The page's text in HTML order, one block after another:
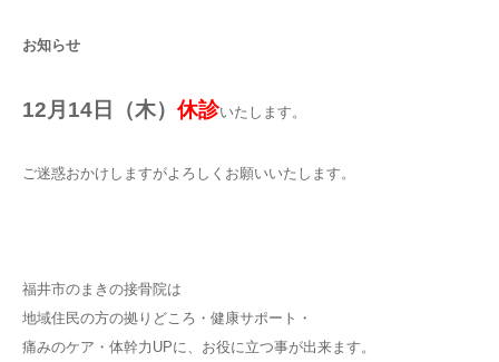
お知らせ
12月14日（木） 休診いたします。
ご迷惑おかけしますがよろしくお願いいたします。
福井市のまきの接骨院は
地域住民の方の拠りどころ・健康サポート・
痛みのケア・体幹力UPに、お役に立つ事が出来ます。